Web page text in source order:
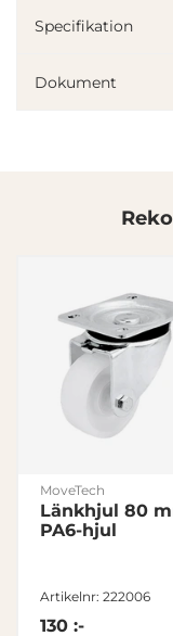
vidarebefordrar
annons- och
Inställningar
Statistik
Marknadsföring
Specifikation
Dokument
MoveTech
Länkhjul 80
PA6-hjul
Artikelnr: 222006
130 :-